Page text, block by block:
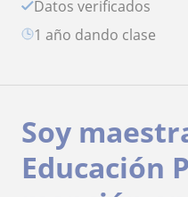
Datos verificados
1 año dando clase
Soy
Educación